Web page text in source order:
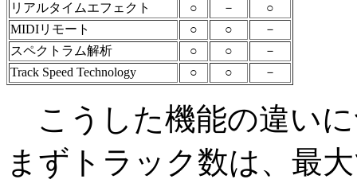
リアルタイムエフェクト
○ －
○
MIDIリモート
○ ○
－
スペクトラム解析
○ ○
－
Track Speed Technology
○ ○ －
こうした機能の違い
まずトラック数は、最